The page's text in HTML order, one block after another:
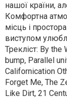
нашої країни,
Комфортна
місць і
виступом
Трекліст: By the
bump, Parallel
Californication
Forget Me, The
Like Dirt, 21